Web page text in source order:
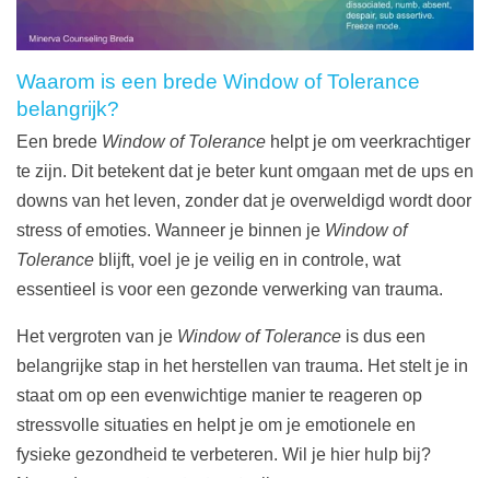
Waarom is een brede Window of Tolerance
belangrijk?
Een brede Window of Tolerance helpt je om veerkrachtiger
te zijn. Dit betekent dat je beter kunt omgaan met de ups en
downs van het leven, zonder dat je overweldigd wordt door
stress of emoties. Wanneer je binnen je Window of
Tolerance blijft, voel je je veilig en in controle, wat
essentieel is voor een gezonde verwerking van trauma.
Het vergroten van je Window of Tolerance is dus een
belangrijke stap in het herstellen van trauma. Het stelt je in
staat om op een evenwichtige manier te reageren op
stressvolle situaties en helpt je om je emotionele en
fysieke gezondheid te verbeteren. Wil je hier hulp bij?